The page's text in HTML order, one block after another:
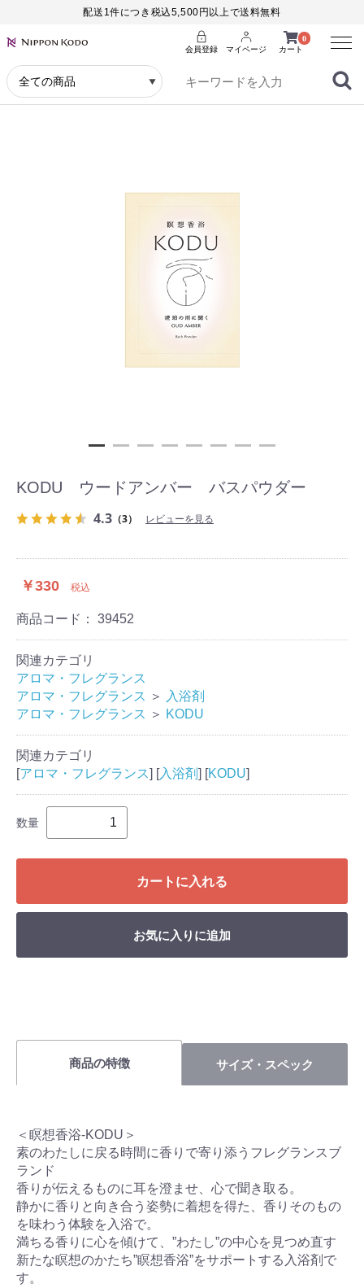
配送1件につき税込5,500円以上で送料無料
0
カート
会員登録 マイページ
Menu
KODU ウードアンバー バスパウダー
4.3 （3） レビューを見る
￥330 税込
商品コード： 39452
関連カテゴリ
アロマ・フレグランス
アロマ・フレグランス ＞
入浴剤
アロマ・フレグランス ＞ KODU
関連カテゴリ
[アロマ・フレグランス] [入浴剤] [KODU]
数量
カートに入れる
お気に入りに追加
商品の特徴 サイズ・スペック
＜瞑想香浴-KODU＞
素のわたしに戻る時間に香りで寄り添うフレグランスブ
ランド
香りが伝えるものに耳を澄ませ、心で聞き取る。
静かに香りと向き合う姿勢に着想を得た、香りそのもの
を味わう体験を入浴で。
満ちる香りに心を傾けて、”わたし”の中心を見つめ直す
新たな瞑想のかたち”瞑想香浴”をサポートする入浴剤で
す。